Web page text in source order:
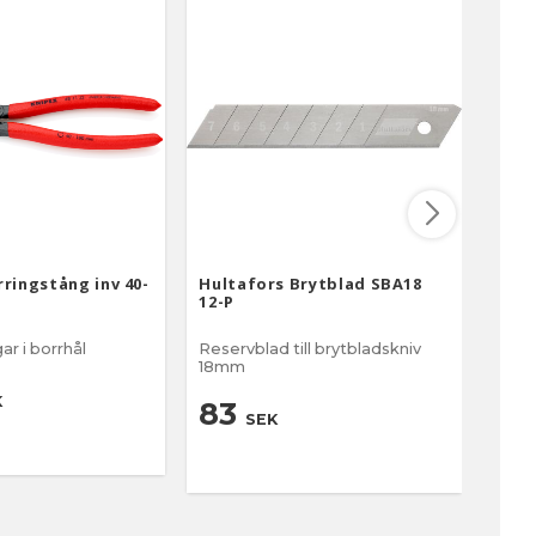
inv 40-
i borrhål
Hultafors Brytblad SBA18
12-P
Reservblad till brytbladskniv
18mm
83 SEK